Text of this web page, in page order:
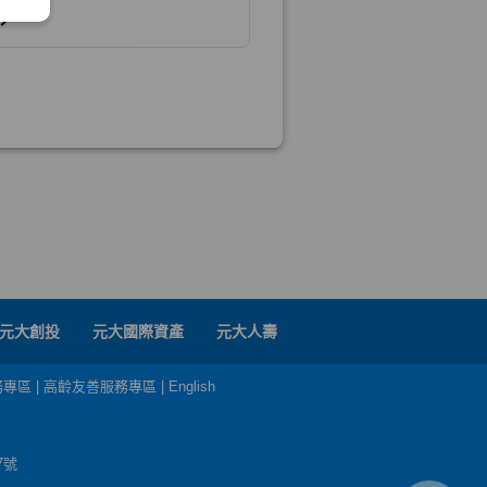
元大創投 元大國際資產 元大人壽
區 高齡友善服務專區 English
號